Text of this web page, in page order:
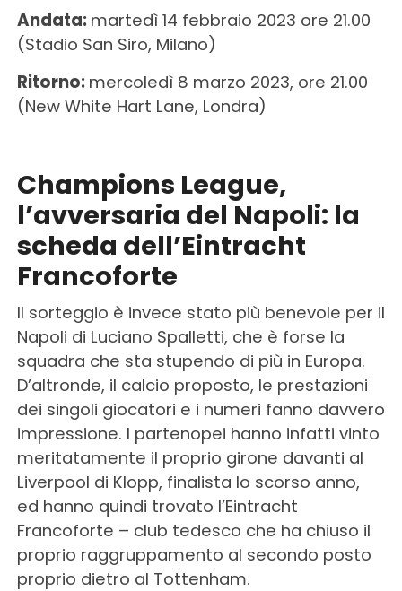
Andata: martedì 14 febbraio 2023 ore 21.00
(Stadio San Siro, Milano)
Ritorno: mercoledì 8 marzo 2023, ore 21.00
(New White Hart Lane, Londra)
Champions League,
l’avversaria del Napoli: la
scheda dell’Eintracht
Francoforte
Il sorteggio è invece stato più benevole per il
Napoli di Luciano Spalletti, che è forse la
squadra che sta stupendo di più in Europa.
D’altronde, il calcio proposto, le prestazioni
dei singoli giocatori e i numeri fanno davvero
impressione. I partenopei hanno infatti vinto
meritatamente il proprio girone davanti al
Liverpool di Klopp, finalista lo scorso anno,
ed hanno quindi trovato l’Eintracht
Francoforte – club tedesco che ha chiuso il
proprio raggruppamento al secondo posto
proprio dietro al Tottenham.